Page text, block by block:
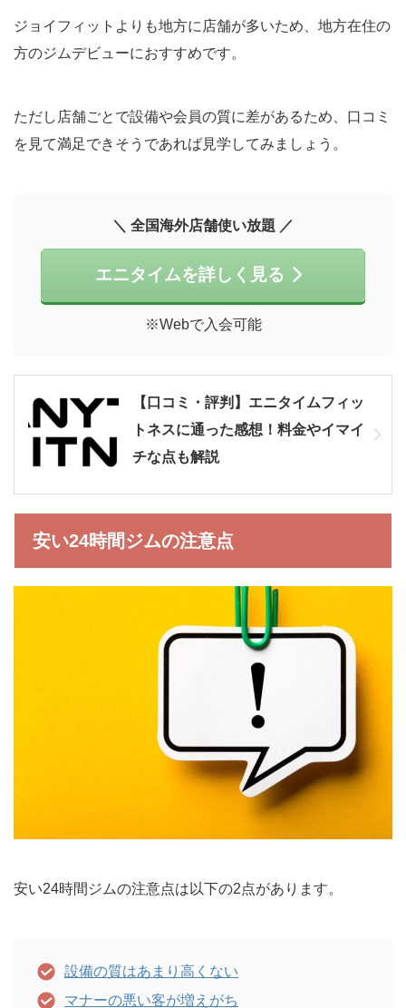
ジョイフィットよりも地方に店舗が多いため、地方在住の
方のジムデビューにおすすめです。
ただし店舗ごとで設備や会員の質に差があるため、口コミ
を見て満足できそうであれば見学してみましょう。
＼ 全国海外店舗使い放題 ／
エニタイムを詳しく見る
※Webで入会可能
【口コミ・評判】エニタイムフィッ
トネスに通った感想！料金やイマイ
チな点も解説
安い24時間ジムの注意点
安い24時間ジムの注意点は以下の2点があります。
設備の質はあまり高くない
マナーの悪い客が増えがち